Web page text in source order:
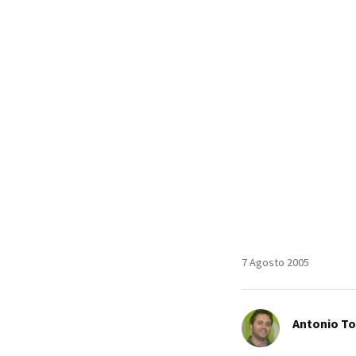
7 Agosto 2005
Antonio